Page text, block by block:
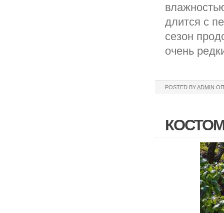
длится с
сезон
очень
POSTED BYADMIN